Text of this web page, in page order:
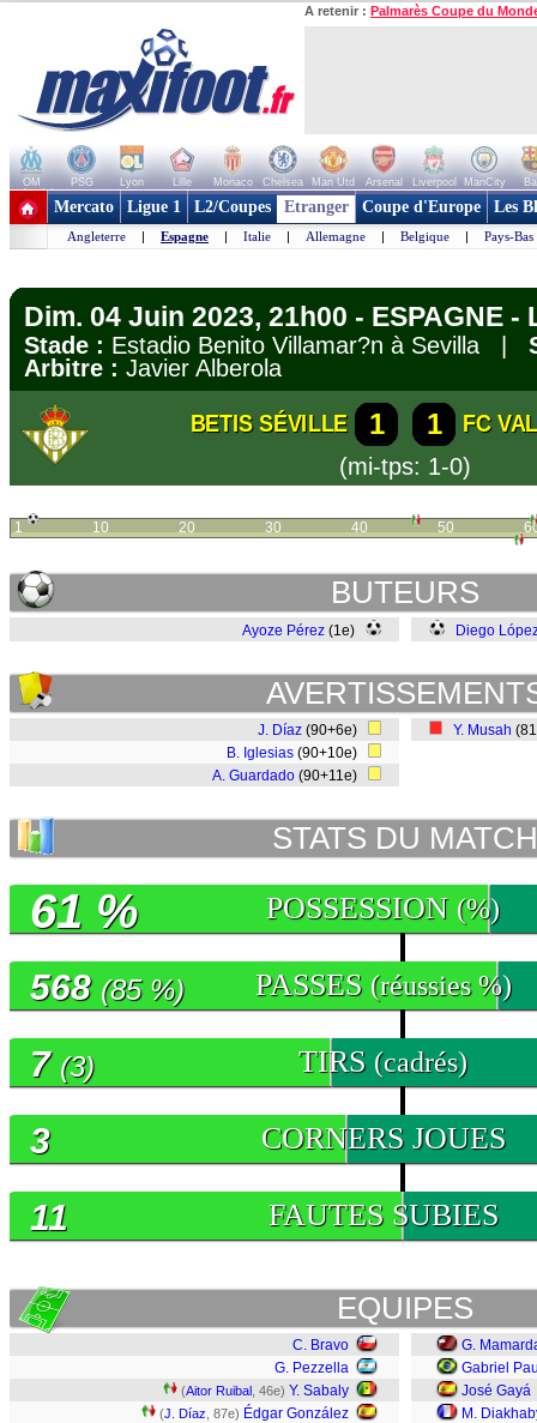
A retenir : Palmarès Coupe du
OM PSG Lyon Lille Monaco Chelsea Man Utd Arsenal Liverpool ManCity
+ de clubs
Mercato Ligue 1 L2/Coupes Etranger Coupe d'Europe Les
Angleterre | Espagne | Italie | Allemagne | Belgique | Pays-Bas
Dim. 04 Juin 2023, 21h00 - ESPAGNE -
Stade : Estadio Benito Villamar?n à Sevilla |
Arbitre : Javier Alberola
BETIS SÉVILLE 1 1
FC
(mi-tps: 1-0)
1 10 20 30 40 50
BUTEURS
Ayoze Pérez (1e) Diego
J. Díaz (90+6e)
B. Iglesias (90+10e)
A. Guardado (90+11e)
Y. Musah
STATS DU MATCH
POSSESSION (%)
61 %
PASSES (réussies %)
568 (85 %)
TIRS (cadrés)
7 (3)
CORNERS JOUES
3
FAUTES SUBIES
11
EQUIPES
C. Bravo
G. Pezzella
(Aitor Ruibal , 46e) Y. Sabaly
(J. Díaz , 87e) Édgar González
G.
Gabriel
José Gayá
M.